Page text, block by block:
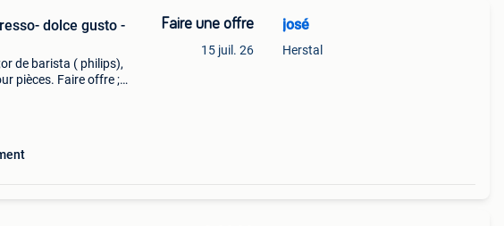
dolce gusto -
de barista ( philips),
pièces. Faire offre ;
Faire une offre
15 juil. 26
josé
Herstal